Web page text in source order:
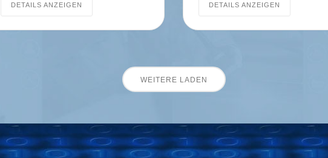
DETAILS ANZEIGEN DETAILS ANZEIGEN
WEITERE LADEN